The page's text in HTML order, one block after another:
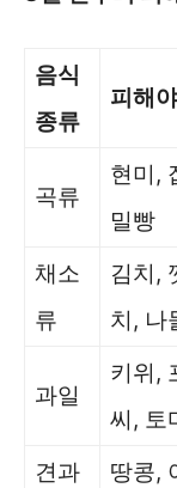
음식
종류
피해
곡류
현미,
밀빵
채소
류
김치,
치, 나
과일
키위,
씨, 토
견과
땅콩,